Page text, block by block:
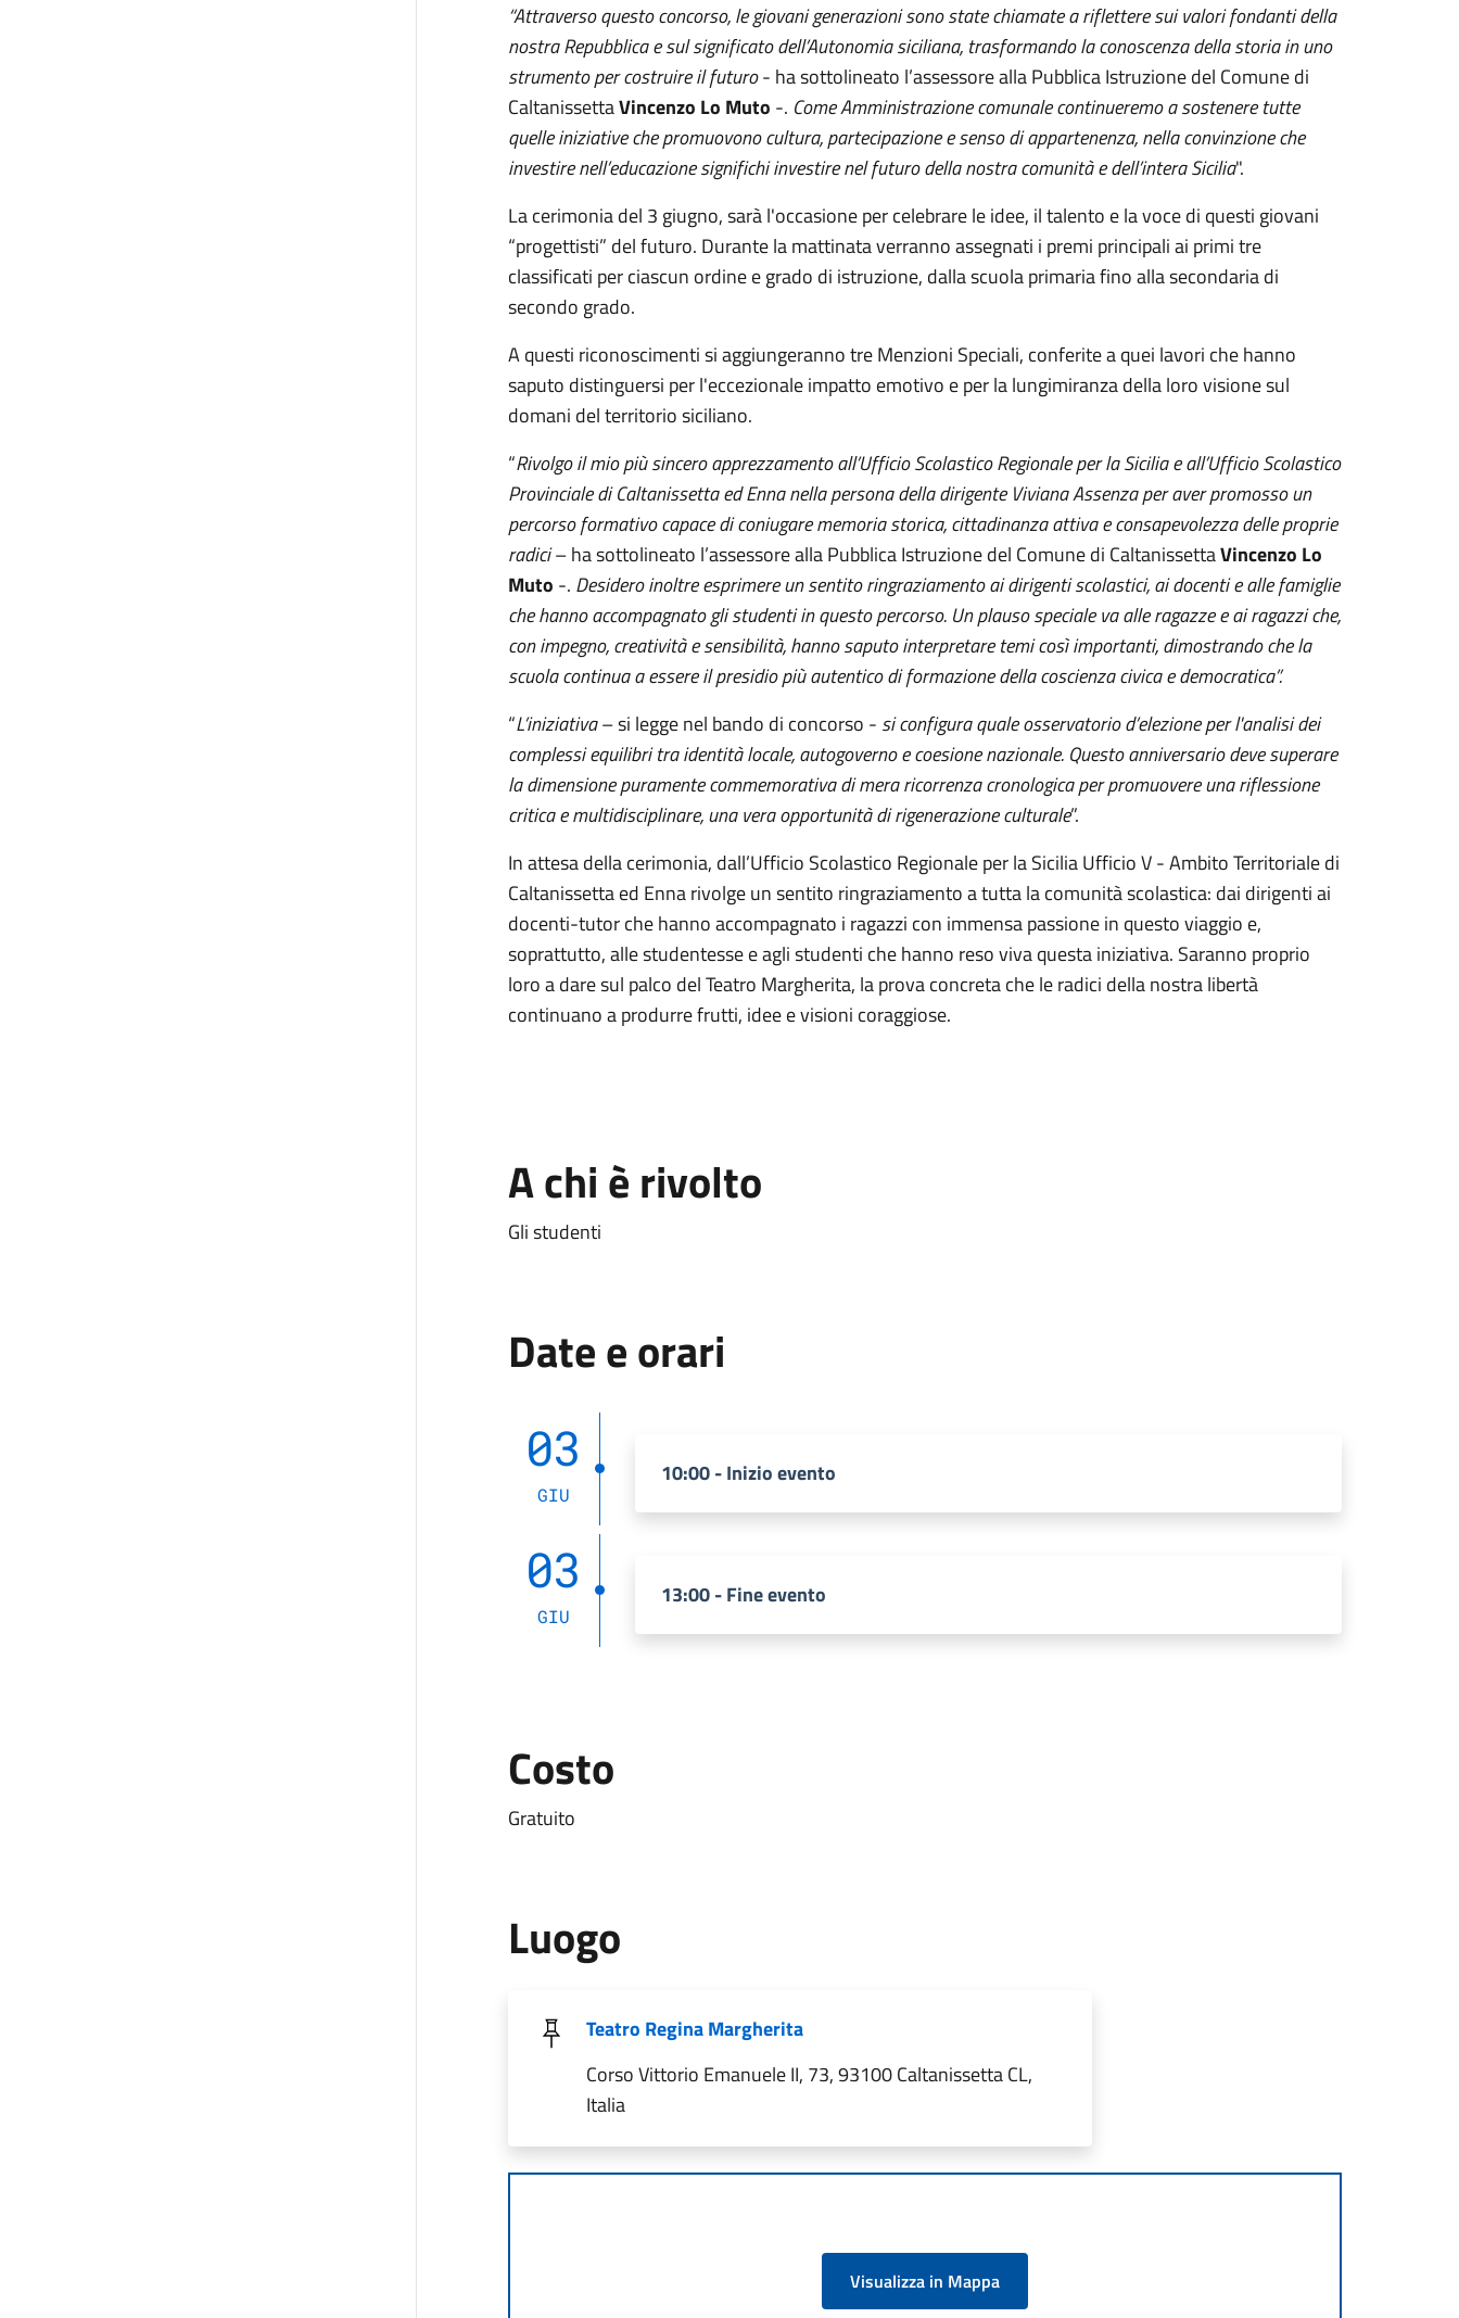
“Attraverso questo concorso, le giovani generazioni sono state chiamate a riflettere sui valori fondanti della
nostra Repubblica e sul significato dell’Autonomia siciliana, trasformando la conoscenza della storia in uno
strumento per costruire il futuro- ha sottolineato l’assessore alla Pubblica Istruzione del Comune di
CaltanissettaVincenzo Lo Muto -. Come Amministrazione comunale continueremo a sostenere tutte
quelle iniziative che promuovono cultura, partecipazione e senso di appartenenza, nella convinzione che
investire nell’educazione significhi investire nel futuro della nostra comunità e dell’intera Sicilia".
La cerimonia del 3 giugno, sarà l'occasione per celebrare le idee, il talento e la voce di questi giovani
“progettisti” del futuro. Durante la mattinata verranno assegnati i premi principali ai primi tre
classificati per ciascun ordine e grado di istruzione, dalla scuola primaria fino alla secondaria di
secondo grado.
A questi riconoscimenti si aggiungeranno tre Menzioni Speciali, conferite a quei lavori che hanno
saputo distinguersi per l'eccezionale impatto emotivo e per la lungimiranza della loro visione sul
domani del territorio siciliano.
“Rivolgo il mio più sincero apprezzamento all’Ufficio Scolastico Regionale per la Sicilia e all’Ufficio Scolastico
Provinciale di Caltanissetta ed Enna nella persona della dirigente Viviana Assenza per aver promosso un
percorso formativo capace di coniugare memoria storica, cittadinanza attiva e consapevolezza delle proprie
radici– ha sottolineato l’assessore alla Pubblica Istruzione del Comune di CaltanissettaVincenzo Lo
Muto -. Desidero inoltre esprimere un sentito ringraziamento ai dirigenti scolastici, ai docenti e alle famiglie
che hanno accompagnato gli studenti in questo percorso. Un plauso speciale va alle ragazze e ai ragazzi che,
con impegno, creatività e sensibilità, hanno saputo interpretare temi così importanti, dimostrando che la
scuola continua a essere il presidio più autentico di formazione della coscienza civica e democratica”.
“L’iniziativa– si legge nel bando di concorso - si configura quale osservatorio d’elezione per l'analisi dei
complessi equilibri tra identità locale, autogoverno e coesione nazionale. Questo anniversario deve superare
la dimensione puramente commemorativa di mera ricorrenza cronologica per promuovere una riflessione
critica e multidisciplinare, una vera opportunità di rigenerazione culturale”.
In attesa della cerimonia, dall’Ufficio Scolastico Regionale per la Sicilia Ufficio V - Ambito Territoriale di
Caltanissetta ed Enna rivolge un sentito ringraziamento a tutta la comunità scolastica: dai dirigenti ai
docenti-tutor che hanno accompagnato i ragazzi con immensa passione in questo viaggio e,
soprattutto, alle studentesse e agli studenti che hanno reso viva questa iniziativa. Saranno proprio
loro a dare sul palco del Teatro Margherita, la prova concreta che le radici della nostra libertà
continuano a produrre frutti, idee e visioni coraggiose.
A chi è rivolto
Gli studenti
Date e orari
03
GIU
10:00 - Inizio evento
03
GIU
13:00 - Fine evento
Costo
Gratuito
Luogo
Teatro Regina Margherita
Corso Vittorio Emanuele II, 73, 93100 Caltanissetta CL,
Italia
Visualizza in Mappa